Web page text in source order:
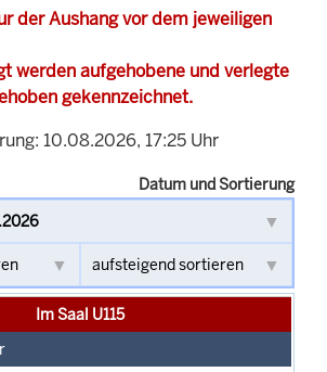
der Aushang vor dem jeweiligen
werden aufgehobene und verlegte
gekennzeichnet.
10.08.2026, 17:25 Uhr
Datum und Sortierung
Im Saal U115